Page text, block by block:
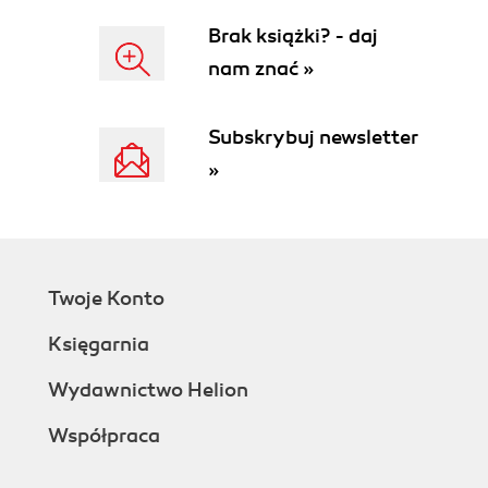
Brak książki? - daj
nam znać »
Subskrybuj newsletter
»
Twoje Konto
Księgarnia
Wydawnictwo Helion
Współpraca